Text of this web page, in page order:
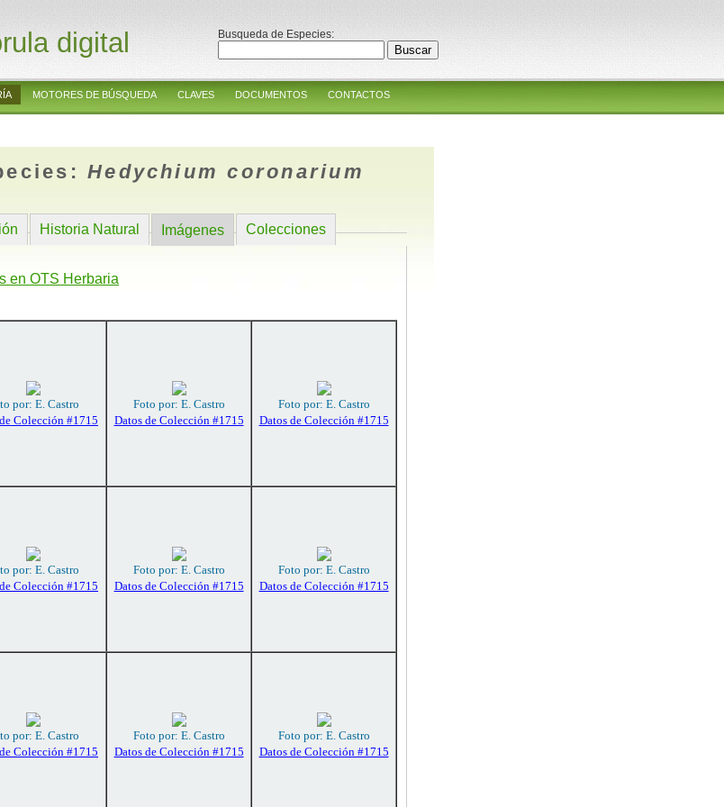
digital Busqueda de Especies:
MOTORES DE BÚSQUEDA CLAVES DOCUMENTOS CONTACTOS
Hedychium coronarium
Historia Natural Imágenes Colecciones
en OTS Herbaria
por: E. Castro
Colección #1715
Foto por: E. Castro
Datos de Colección #1715
Foto por: E. Castro
Datos de Colección #1715
por: E. Castro
Colección #1715
Foto por: E. Castro
Datos de Colección #1715
Foto por: E. Castro
Datos de Colección #1715
por: E. Castro
Colección #1715
Foto por: E. Castro
Datos de Colección #1715
Foto por: E. Castro
Datos de Colección #1715